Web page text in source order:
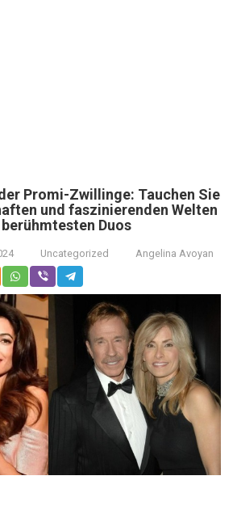
Promi-Zwillinge: Tauchen Sie
und faszinierenden Welten
Duos
Uncategorized Angelina Avoyan